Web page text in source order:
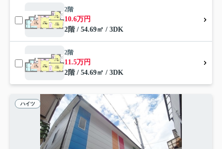
2階
10.6万円
2階 / 54.69㎡ / 3DK
2階
11.5万円
2階 / 54.69㎡ / 3DK
ハイツ